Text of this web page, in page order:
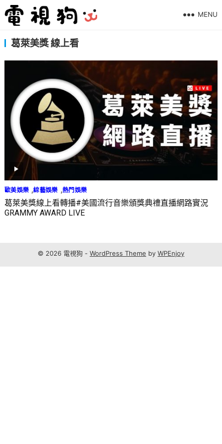
MENU
葛萊美獎 線上看
歐美娛樂 ,綜藝娛樂 ,熱門娛樂
葛萊美獎線上看轉播#美國流行音樂頒獎典禮直播網路實況
GRAMMY AWARD LIVE
© 2026 電視狗 - WordPress Theme by WPEnjoy